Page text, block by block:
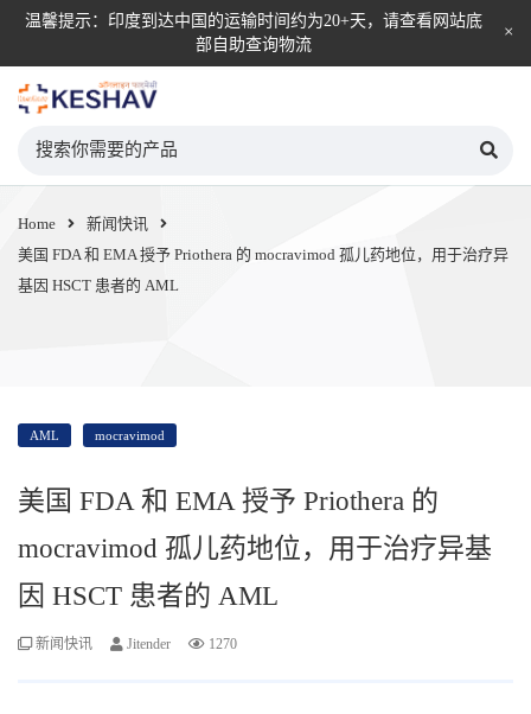
温馨提示：印度到达中国的运输时间约为20+天，请查看网站底
部自助查询物流
Home
新闻快讯
美国 FDA 和 EMA 授予 Priothera 的 mocravimod 孤儿药地位，用于治疗异
基因 HSCT 患者的 AML
AML mocravimod
美国 FDA 和 EMA 授予 Priothera 的
mocravimod 孤儿药地位，用于治疗异基
因 HSCT 患者的 AML
新闻快讯 Jitender 1270